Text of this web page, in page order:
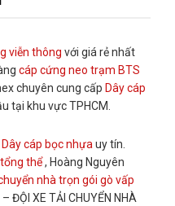
viễn thông với giá rẻ nhất
cáp cứng neo trạm BTS
chuyên cung cấp Dây cáp
tại khu vực TPHCM.
Dây cáp bọc nhựa uy tín.
thể, Hoàng Nguyên
nhà trọn gói gò vấp
ĐỘI XE TẢI CHUYỂN NHÀ